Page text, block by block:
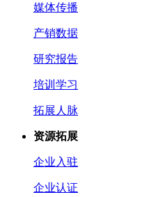
媒体传播
产销数据
研究报告
培训学习
拓展人脉
资源拓展
企业入驻
企业认证